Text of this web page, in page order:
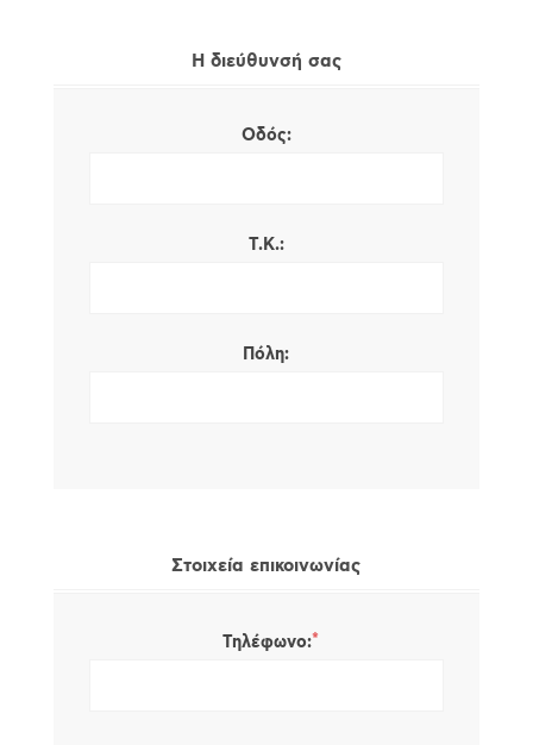
Η διεύθυνσή σας
Οδός:
Τ.Κ.:
Πόλη:
Στοιχεία επικοινωνίας
Τηλέφωνο:*